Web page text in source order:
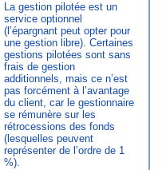
La gestion pilotée est un
service optionnel
(l’épargnant peut opter pour
une gestion libre). Certaines
gestions pilotées sont sans
frais de gestion
additionnels, mais ce n’est
pas forcément à l’avantage
du client, car le gestionnaire
se rémunère sur les
rétrocessions des fonds
(lesquelles peuvent
représenter de l’ordre de 1
%).